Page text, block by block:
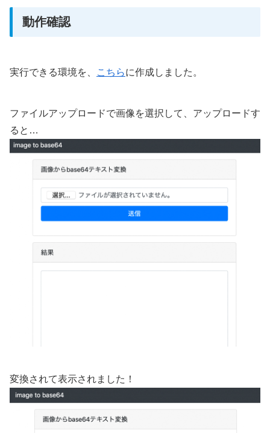
動作確認
実行できる環境を、 こちらに作成しました。
ファイルアップロードで画像を選択して、アップロードす
ると…
変換されて表示されました！